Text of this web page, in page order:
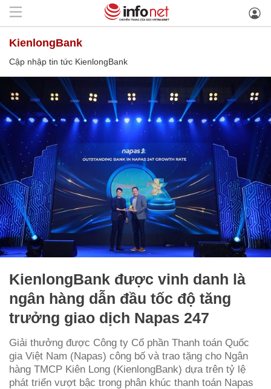
KienlongBank
Cập nhập tin tức KienlongBank
KienlongBank được vinh danh là
ngân hàng dẫn đầu tốc độ tăng
trưởng giao dịch Napas 247
Giải thưởng được Công ty Cổ phần Thanh toán Quốc
gia Việt Nam (Napas) công bố và trao tặng cho Ngân
hàng TMCP Kiên Long (KienlongBank) dựa trên tỷ lệ
phát triển vượt bậc trong phân khúc thanh toán Napas